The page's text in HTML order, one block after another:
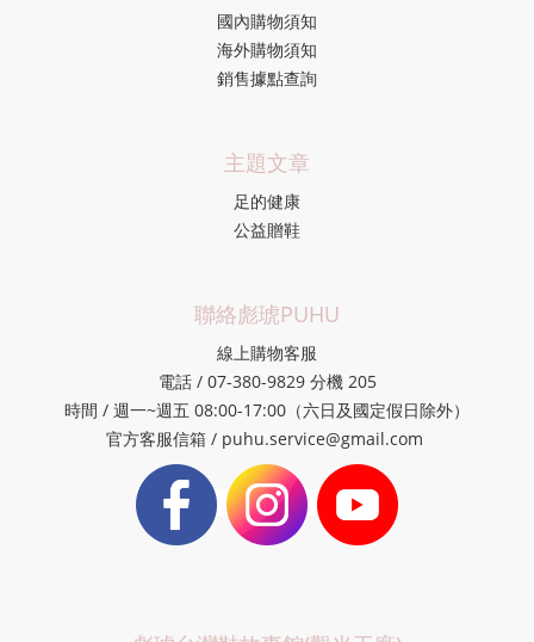
國內購物須知
海外購物須知
銷售據點查詢
主題文章
足的健康
公益贈鞋
聯絡彪琥PUHU
線上購物客服
電話 / 07-380-9829 分機 205
時間 / 週一~週五 08:00-17:00（六日及國定假日除外）
官方客服信箱 / puhu.service@gmail.com